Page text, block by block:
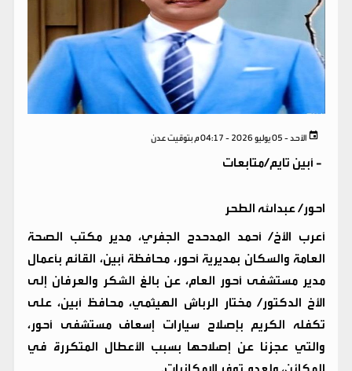
الأحد - 05 يوليو 2026 - 04:17 م بتوقيت عدن
- أبين تايم/متابعات
احور/ عبدالله الطحر
أعرب الأخ/ أحمد المدحدح الجفري، مدير مكتب الصحة
العامة والسكان بمديرية أحور، محافظة أبين، القائم بأعمال
مدير مستشفى أحور العام، عن بالغ الشكر والعرفان إلى
الأخ الدكتور/ مختار الرباش الهيثمي، محافظ أبين، على
تكفله الكريم بإصلاح سيارات إسعاف مستشفى أحور،
والتي عجزنا عن إصلاحها بسبب الأعطال المتكررة في